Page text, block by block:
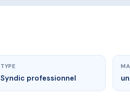
TYPE
Syndic professionnel